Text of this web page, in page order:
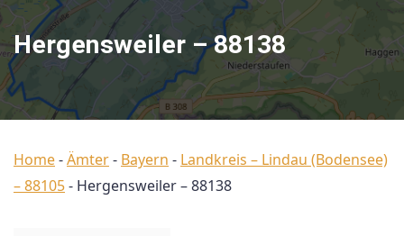
Hergensweiler – 88138
Home-Ämter- Bayern - Landkreis – Lindau (Bodensee)
– 88105- Hergensweiler – 88138